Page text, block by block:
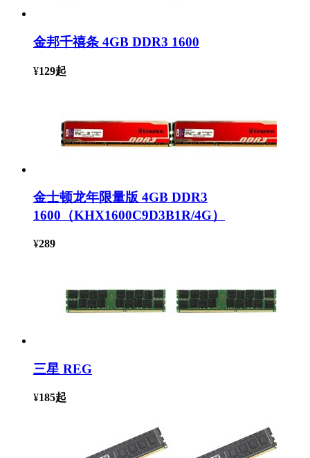
金邦千禧条 4GB DDR3 1600
¥129起
金士顿龙年限量版 4GB DDR3
1600（KHX1600C9D3B1R/4G）
¥289
三星 REG
¥185起